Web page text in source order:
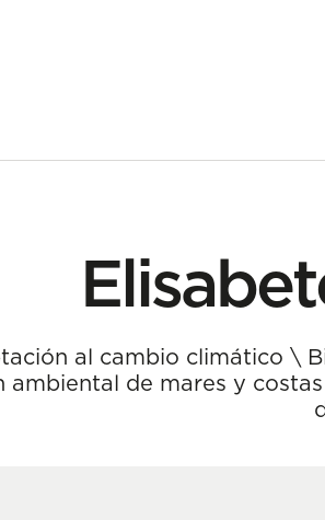
al cambio climático \
ambiental de mares y costas